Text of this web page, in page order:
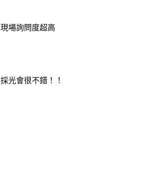
場詢問度超高
光會很不錯！！